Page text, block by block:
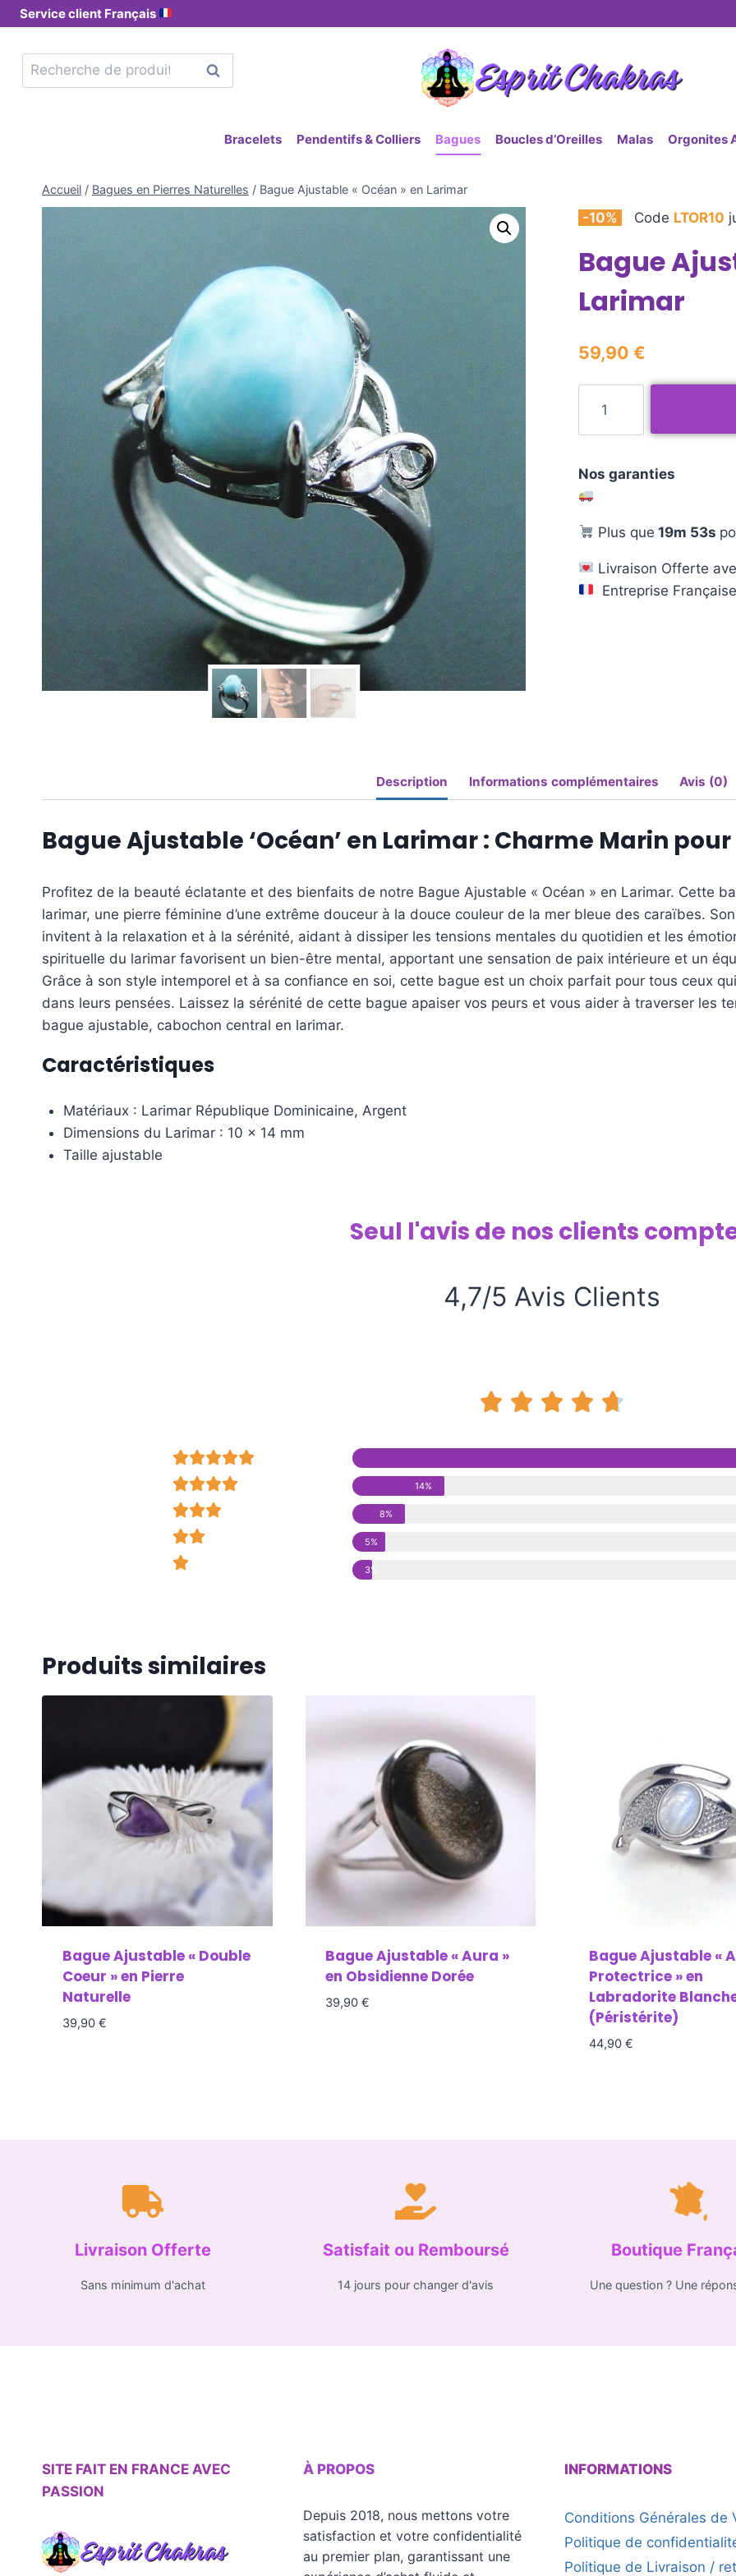
Service client Français
Recherche
Bracelets Pendentifs & Colliers Bagues Boucles d’Oreilles Malas Orgonites
Accueil / Bagues en Pierres Naturelles / Bague Ajustable « Océan » en Larimar
-10% Code LTOR10
Bague
Larimar
59,90 €
Nos garanties
Plus que 19m 52s
Livraison Offerte
Entreprise Française
Description Informations complémentaires Avis (0)
Bague Ajustable ‘Océan’ en Larimar : Charme Marin
Profitez de la beauté éclatante et des bienfaits de notre Bague Ajustable « Océan » en Larimar. Cette
larimar, une pierre féminine d’une extrême douceur à la douce couleur de la mer bleue des caraïbes.
invitent à la relaxation et à la sérénité, aidant à dissiper les tensions mentales du quotidien et les
spirituelle du larimar favorisent un bien-être mental, apportant une sensation de paix intérieure et un
Grâce à son style intemporel et à sa confiance en soi, cette bague est un choix parfait pour tous ceux
dans leurs pensées. Laissez la sérénité de cette bague apaiser vos peurs et vous aider à traverser les
bague ajustable, cabochon central en larimar.
Caractéristiques
Matériaux : Larimar République Dominicaine, Argent
Dimensions du Larimar : 10 x 14 mm
Taille ajustable
Seul l'avis de nos clients
4,7/5 Avis Clients
    





14%
8%
5%
3%
Produits similaires
Bague Ajustable « Double
Coeur » en Pierre
Naturelle
39,90 €
Bague Ajustable « Aura »
en Obsidienne Dorée
39,90 €
Bague Ajustable «
Protectrice » en
Labradorite
(Péristérite)
44,90 €
Livraison Offerte
Sans minimum d'achat
Satisfait ou Remboursé
14 jours pour changer d'avis
Boutique
Une question ? Une
SITE FAIT EN FRANCE AVEC
PASSION
À PROPOS
Depuis 2018, nous mettons votre
satisfaction et votre confidentialité
au premier plan, garantissant une
INFORMATIONS
Conditions Générales de
Politique de
Politique de Livraison /